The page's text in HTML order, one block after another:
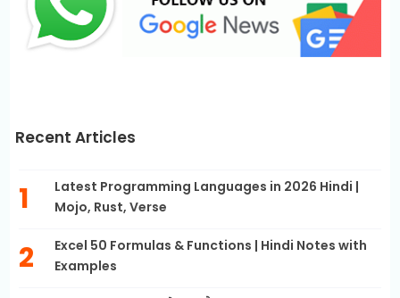
Recent Articles
Latest Programming Languages in 2026 Hindi |
Mojo, Rust, Verse
Excel 50 Formulas & Functions | Hindi Notes with
Examples